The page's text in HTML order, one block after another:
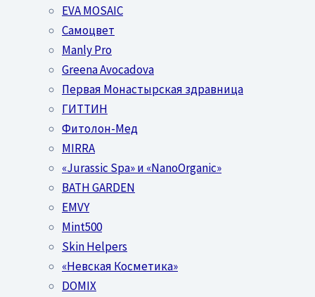
EVA MOSAIC
Самоцвет
Manly Pro
Greena Avocadova
Первая Монастырская здравница
ГИТТИН
Фитолон-Мед
MIRRA
«Jurassic Spa» и «NanoOrganic»
BATH GARDEN
EMVY
Mint500
Skin Helpers
«Невская Косметика»
DOMIX